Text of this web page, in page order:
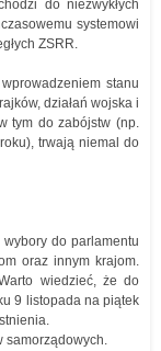
do niezwykłych
systemowi
ZSRR.
stanu
działań wojska i
tym do zabójstw (np.
trwają niemal do
do parlamentu
oraz innym krajom.
wiedzieć, że do
9 listopada na piątek
samorządowych.